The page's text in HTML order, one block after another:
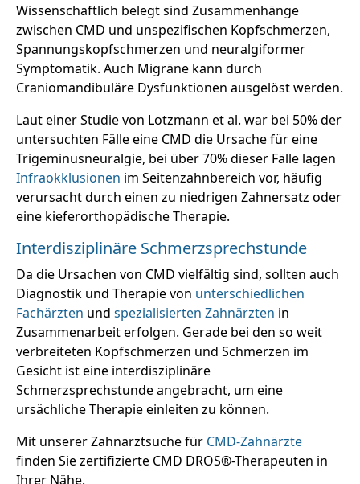
Wissenschaftlich belegt sind Zusammenhänge
zwischen CMD und unspezifischen Kopfschmerzen,
Spannungskopfschmerzen und neuralgiformer
Symptomatik. Auch Migräne kann durch
Craniomandibuläre Dysfunktionen ausgelöst werden.
Laut einer Studie von Lotzmann et al. war bei 50% der
untersuchten Fälle eine CMD die Ursache für eine
Trigeminusneuralgie, bei über 70% dieser Fälle lagen
Infraokklusionen im Seitenzahnbereich vor, häufig
verursacht durch einen zu niedrigen Zahnersatz oder
eine kieferorthopädische Therapie.
Interdisziplinäre Schmerzsprechstunde
Da die Ursachen von CMD vielfältig sind, sollten auch
Diagnostik und Therapie von unterschiedlichen
Fachärzten und spezialisierten Zahnärzten in
Zusammenarbeit erfolgen. Gerade bei den so weit
verbreiteten Kopfschmerzen und Schmerzen im
Gesicht ist eine interdisziplinäre
Schmerzsprechstunde angebracht, um eine
ursächliche Therapie einleiten zu können.
Mit unserer Zahnarztsuche für CMD-Zahnärzte
finden Sie zertifizierte CMD DROS®-Therapeuten in
Ihrer Nähe.